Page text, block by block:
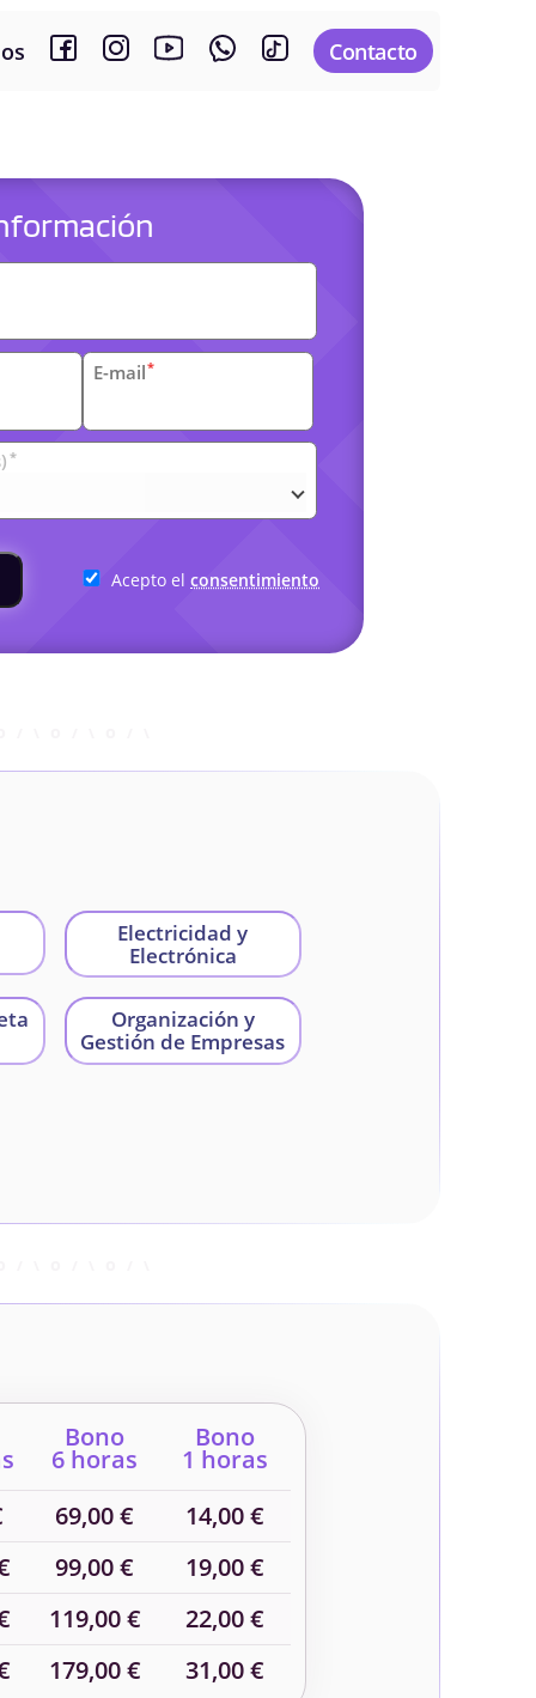
Contacto
E-mail*
*
Acepto elconsentimiento
Electricidad y
Electrónica
Organización y
Gestión de Empresas
Bono
6 horas
Bono
1 horas
69,00 €
14,00 €
99,00 €
19,00 €
119,00 €
22,00 €
179,00 € 31,00 €